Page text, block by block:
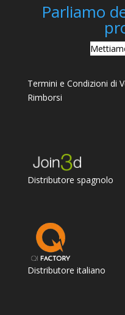
Parliamo
Termini e Condizioni di
Rimborsi
Distributore spagnolo
Distributore italiano